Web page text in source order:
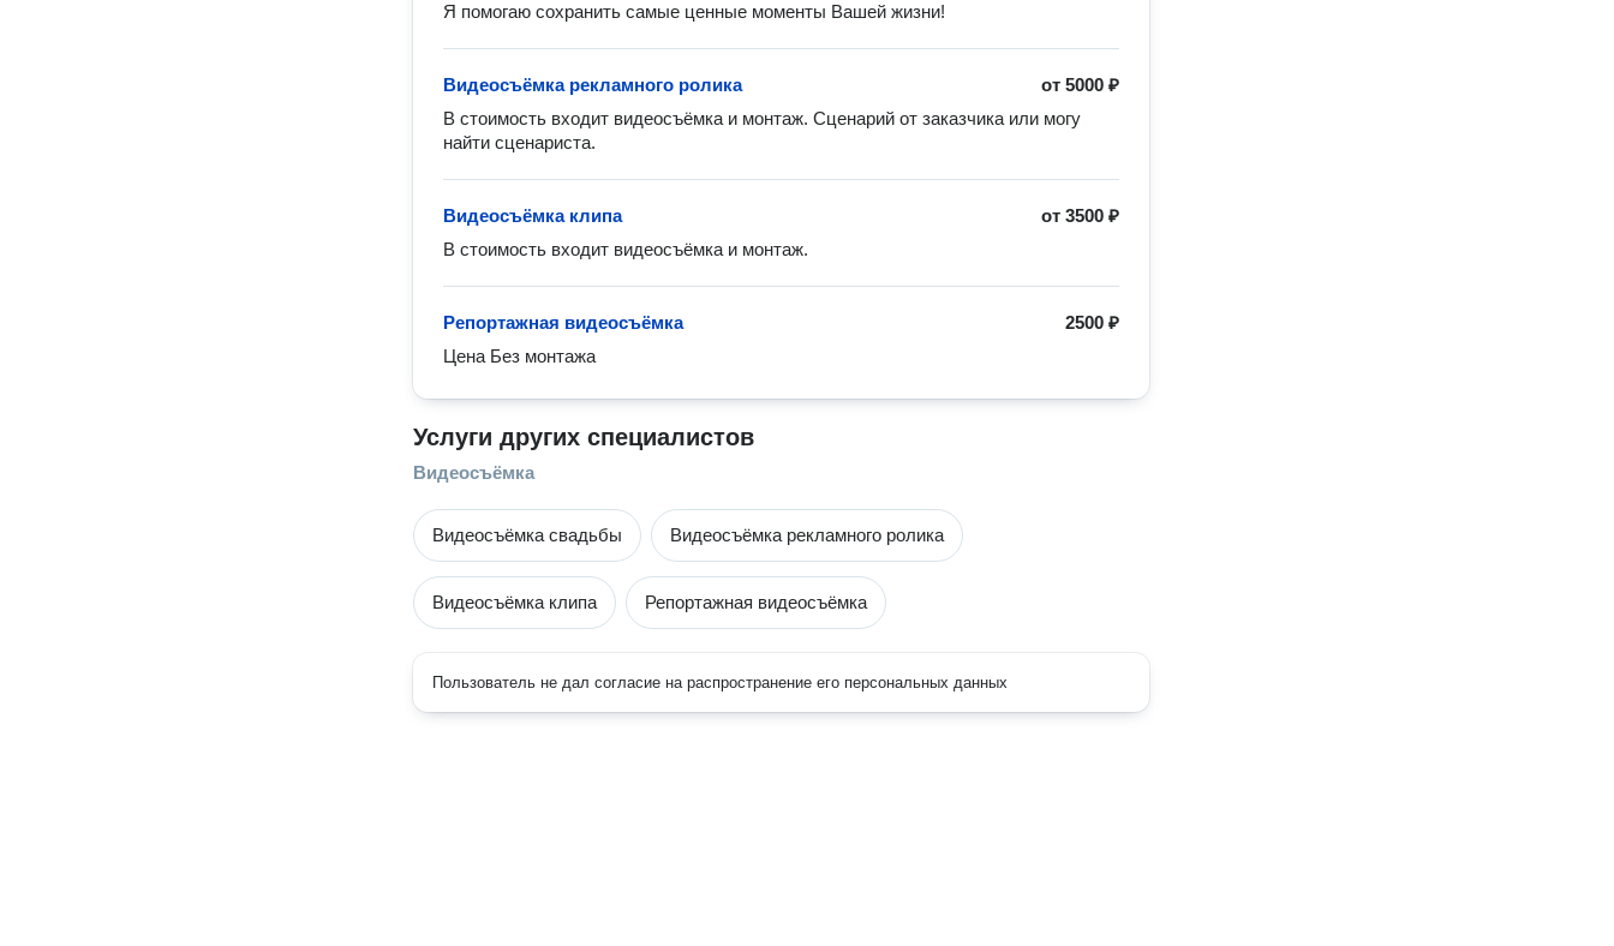
Я помогаю сохранить самые ценные моменты Вашей жизни!
от5000 ₽
Видеосъёмка рекламного ролика
В стоимость входит видеосъёмка и монтаж. Сценарий от заказчика или могу
найти сценариста.
от3500 ₽
Видеосъёмка клипа
В стоимость входит видеосъёмка и монтаж.
2500 ₽
Репортажная видеосъёмка
Цена Без монтажа
Услуги других специалистов
Видеосъёмка
Видеосъёмка свадьбы Видеосъёмка рекламного ролика
Видеосъёмка клипа Репортажная видеосъёмка
Пользователь не дал согласие на распространение его персональных данных